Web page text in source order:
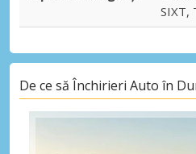
SIXT,
De ce să Închirieri Auto în